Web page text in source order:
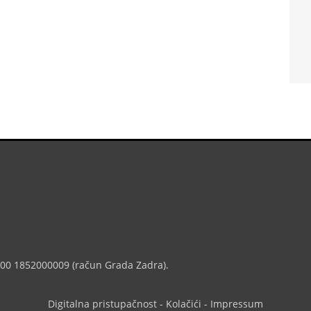
1852000009 (račun Grada Zadra).
Digitalna pristupačnost - Kolačići - Impressum